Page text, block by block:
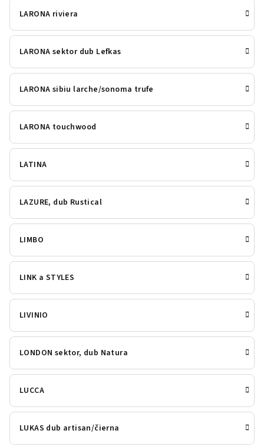
LARONA riviera
LARONA sektor dub Lefkas
LARONA sibiu larche/sonoma trufe
LARONA touchwood
LATINA
LAZURE, dub Rustical
LIMBO
LINK a STYLES
LIVINIO
LONDON sektor, dub Natura
LUCCA
LUKAS dub artisan/čierna